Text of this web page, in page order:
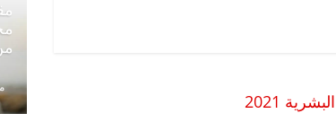
2021
مقعد شاغر على الإفطار
رمضان.. د. عبدالخالق
اقتصادي في انتظار حلم